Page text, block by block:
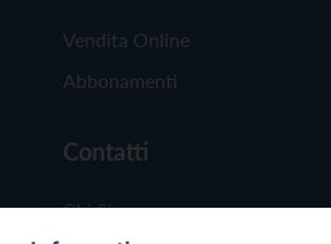
Vendita Online
Abbonamenti
Contatti
Chi Siamo